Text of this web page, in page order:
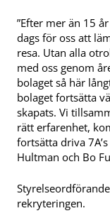
”Efter mer än 15
dags för oss att
resa. Utan alla
med oss genom
bolaget så här
bolaget fortsätta
skapats. Vi
rätt erfarenhet,
fortsätta driva
Hultman och Bo
rekryteringen.